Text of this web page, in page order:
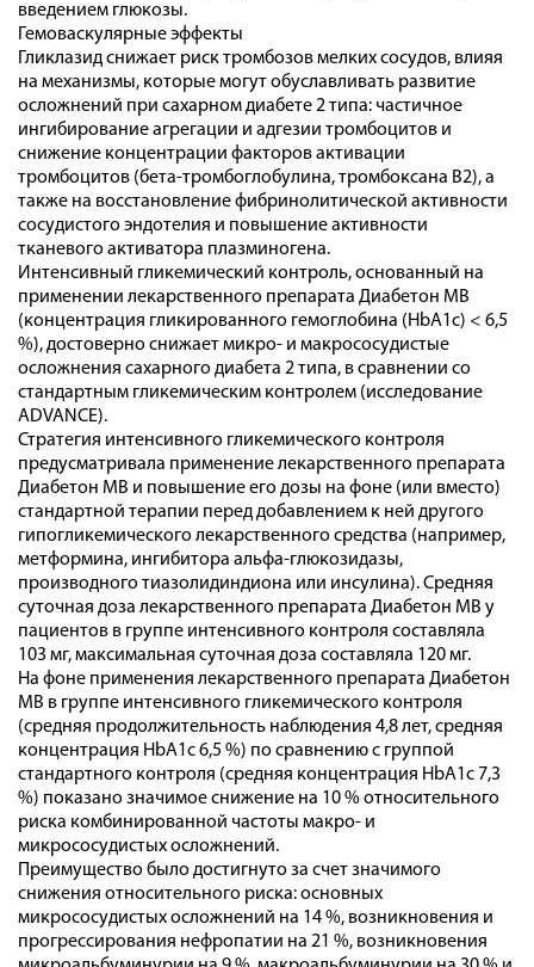
введением глюкозы.
Гемоваскулярные эффекты
Гликлазид снижает риск тромбозов мелких сосудов, влияя
на механизмы, которые могут обуславливать развитие
осложнений при сахарном диабете 2 типа: частичное
ингибирование агрегации и адгезии тромбоцитов и
снижение концентрации факторов активации
тромбоцитов (бета-тромбоглобулина, тромбоксана В2), а
также на восстановление фибринолитической активности
сосудистого эндотелия и повышение активности
тканевого активатора плазминогена.
Интенсивный гликемический контроль, основанный на
применении лекарственного препарата Диабетон МВ
(концентрация гликированного гемоглобина (HbA1c) < 6,5
%), достоверно снижает микро- и макрососудистые
осложнения сахарного диабета 2 типа, в сравнении со
стандартным гликемическим контролем (исследование
ADVANCE).
Стратегия интенсивного гликемического контроля
предусматривала применение лекарственного препарата
Диабетон МВ и повышение его дозы на фоне (или вместо)
стандартной терапии перед добавлением к ней другого
гипогликемического лекарственного средства (например,
метформина, ингибитора альфа-глюкозидазы,
производного тиазолидиндиона или инсулина). Средняя
суточная доза лекарственного препарата Диабетон МВ у
пациентов в группе интенсивного контроля составляла
103 мг, максимальная суточная доза составляла 120 мг.
На фоне применения лекарственного препарата Диабетон
МВ в группе интенсивного гликемического контроля
(средняя продолжительность наблюдения 4,8 лет, средняя
концентрация HbA1c 6,5 %) по сравнению с группой
стандартного контроля (средняя концентрация HbA1c 7,3
%) показано значимое снижение на 10 % относительного
риска комбинированной частоты макро- и
микрососудистых осложнений.
Преимущество было достигнуто за счет значимого
снижения относительного риска: основных
микрососудистых осложнений на 14 %, возникновения и
прогрессирования нефропатии на 21 %, возникновения